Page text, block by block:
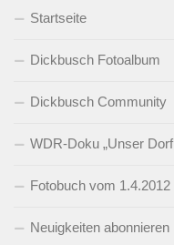
Startseite
Dickbusch Fotoalbum
Dickbusch Community
WDR-Doku „Unser
Fotobuch vom 1.4.2012
Neuigkeiten abonnieren